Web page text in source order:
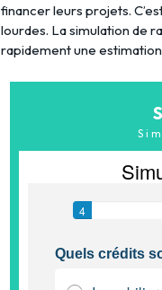
financer leurs projets.
lourdes. La simulation de
rapidement une